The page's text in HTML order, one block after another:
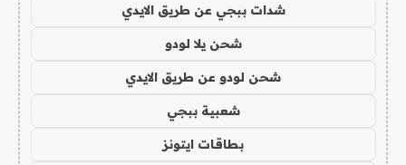
شدات ببجي عن طريق الايدي
شحن يلا لودو
شحن لودو عن طريق الايدي
شعبية ببجي
بطاقات ايتونز